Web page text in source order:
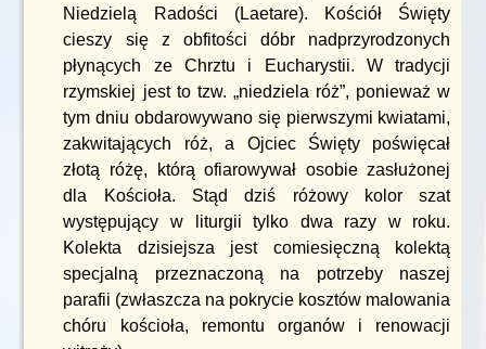
Niedzielą Radości (Laetare). Kościół Święty
cieszy się z obfitości dóbr nadprzyrodzonych
płynących ze Chrztu i Eucharystii. W tradycji
rzymskiej jest to tzw. „niedziela róż”, ponieważ w
tym dniu obdarowywano się pierwszymi kwiatami,
zakwitających róż, a Ojciec Święty poświęcał
złotą różę, którą ofiarowywał osobie zasłużonej
dla Kościoła. Stąd dziś różowy kolor szat
występujący w liturgii tylko dwa razy w roku.
Kolekta dzisiejsza jest comiesięczną kolektą
specjalną przeznaczoną na potrzeby naszej
parafii (zwłaszcza na pokrycie kosztów malowania
chóru kościoła, remontu organów i renowacji